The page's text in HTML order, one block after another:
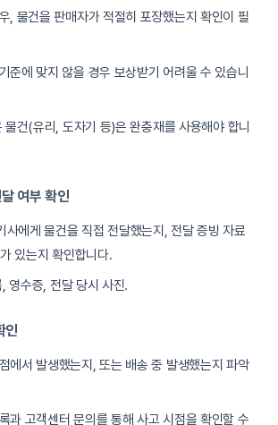
, 물건을 판매자가 적절히 포장했는지 확인이 필
준에 맞지 않을 경우 보상받기 어려울 수 있습니
물건(유리, 도자기 등)은 완충재를 사용해야 합니
여부 확인
사에게 물건을 직접 전달했는지, 전달 증빙 자료
있는지 확인합니다.
영수증, 전달 당시 사진.
인
에서 발생했는지, 또는 배송 중 발생했는지 파악
과 고객센터 문의를 통해 사고 시점을 확인할 수